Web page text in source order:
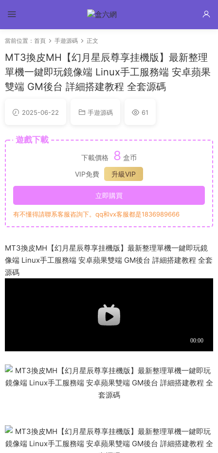
當前位置： 首頁 手遊源碼 正文
MT3換皮MH【幻月星辰尊享挂機版】最新整理
單機一鍵即玩鏡像端 Linux手工服務端 安卓蘋果
雙端 GM後台 詳細搭建教程 全套源碼
2025-06-22 手遊源碼 61
遊戲下載
下載價格 8 盒币
VIP免費
升級VIP
立即購買
有不懂得請聯系客服咨詢下。qq和vx客服都是1836989666
MT3換皮MH【幻月星辰尊享挂機版】最新整理單機一鍵即玩鏡
像端 Linux手工服務端 安卓蘋果雙端 GM後台 詳細搭建教程 全套
源碼